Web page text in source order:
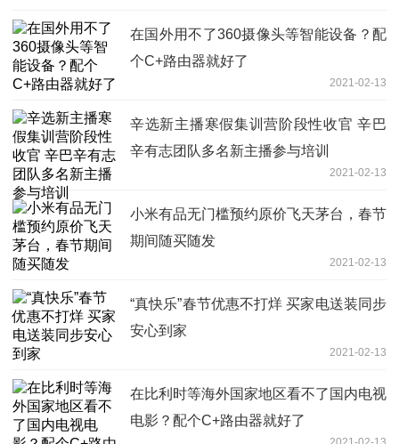
在国外用不了360摄像头等智能设备？配
个C+路由器就好了
2021-02-13
辛选新主播寒假集训营阶段性收官 辛巴
辛有志团队多名新主播参与培训
2021-02-13
小米有品无门槛预约原价飞天茅台，春节
期间随买随发
2021-02-13
“真快乐”春节优惠不打烊 买家电送装同步
安心到家
2021-02-13
在比利时等海外国家地区看不了国内电视
电影？配个C+路由器就好了